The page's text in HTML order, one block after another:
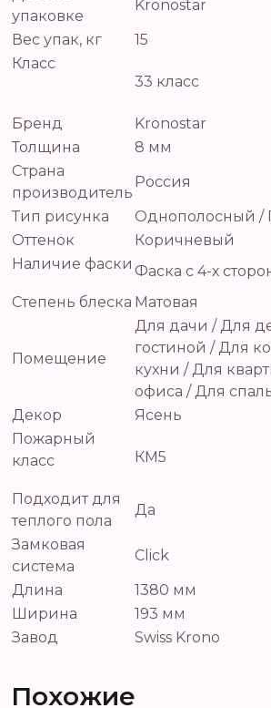
упаковке
Kronostar
Вес упак, кг
15
Класс
33 класс
Бренд
Kronostar
Толщина
8 мм
Страна
производитель
Россия
Тип рисунка
Однополосный /
Оттенок
Коричневый
Наличие фаски Фаска с 4-х
Степень блеска Матовая
Помещение
Для дачи / Для
гостиной / Для
кухни / Для
офиса / Для
Декор
Ясень
Пожарный
класс
КМ5
Подходит для
теплого пола
Да
Замковая
система
Click
Длина
1380 мм
Ширина
193 мм
Завод
Swiss Krono
Похожие